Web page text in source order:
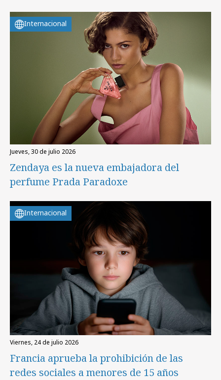
Internacional
jueves, 30 de julio 2026
Zendaya es la nueva embajadora del
perfume Prada Paradoxe
Internacional
viernes, 24 de julio 2026
Francia aprueba la prohibición de las
redes sociales a menores de 15 años